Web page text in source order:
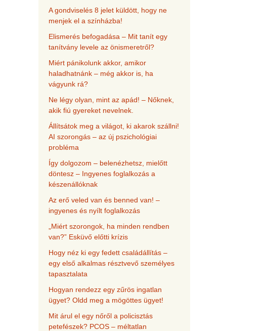
A gondviselés 8 jelet küldött, hogy ne
menjek el a színházba!
Elismerés befogadása – Mit tanít egy
tanítvány levele az önismeretről?
Miért pánikolunk akkor, amikor
haladhatnánk – még akkor is, ha
vágyunk rá?
Ne légy olyan, mint az apád! – Nőknek,
akik fiú gyereket nevelnek.
Állítsátok meg a világot, ki akarok szállni!
AI szorongás – az új pszichológiai
probléma
Így dolgozom – belenézhetsz, mielőtt
döntesz – Ingyenes foglalkozás a
készenállóknak
Az erő veled van és benned van! –
ingyenes és nyílt foglalkozás
„Miért szorongok, ha minden rendben
van?” Esküvő előtti krízis
Hogy néz ki egy fedett családállítás –
egy első alkalmas résztvevő személyes
tapasztalata
Hogyan rendezz egy zűrös ingatlan
ügyet? Oldd meg a mögöttes ügyet!
Mit árul el egy nőről a policisztás
petefészek? PCOS – méltatlan